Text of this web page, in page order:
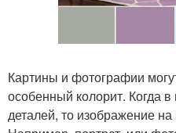
Картины и фотографии
особенный колорит. Когда
деталей, то изображение